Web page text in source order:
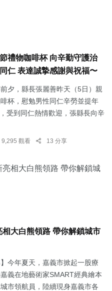
禮物咖啡杯 向辛勤守護治
仁 表達誠摯感謝與祝福〜
夕，縣長張麗善昨天（5日）親
杯，慰勉男性同仁辛勞並提年
受到同仁熱情歡迎，張縣長向辛
9,295 觀看 13 分享
大白熊領路 帶你解鎖城市
今年夏天，嘉義市掀起一股療
義在地藝術家SMART經典繪本
市領航員，陸續現身嘉義市各